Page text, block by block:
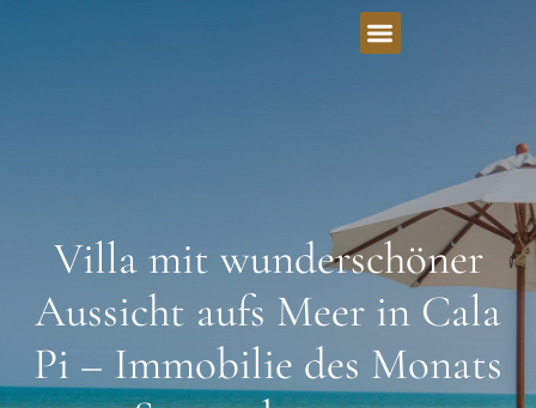
Villa mit wunderschöner
Aussicht aufs Meer in Cala
Pi – Immobilie des Monats